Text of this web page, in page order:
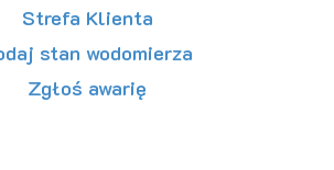
Strefa Klienta
stan wodomierza
Zgłoś awarię